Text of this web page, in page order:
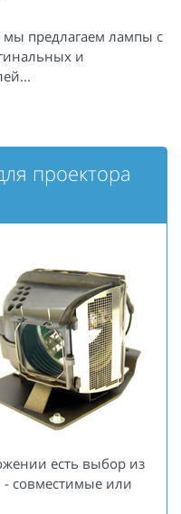
мы предлагаем лампы с
и
проектора
есть выбор из
совместимые или